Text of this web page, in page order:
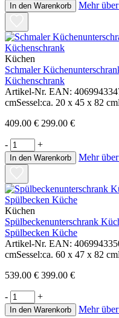
In den Warenkorb Mehr
Küchen
Schmaler
Küchenschrank
Artikel-Nr. EAN:
cmSessel:ca. 20 x 45 x 82
409.00 € 299.00 €
- +
In den Warenkorb Mehr
Küchen
Spülbeckenunterschrank
Spülbecken Küche
Artikel-Nr. EAN:
cmSessel:ca. 60 x 47 x 82
539.00 € 399.00 €
- +
In den Warenkorb Mehr